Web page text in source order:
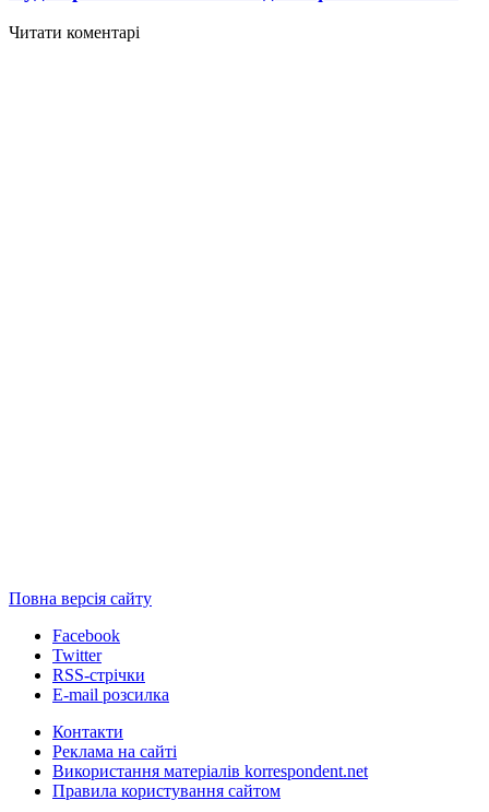
Читати коментарі
Повна версія сайту
Facebook
Twitter
RSS-стрічки
E-mail розсилка
Контакти
Реклама на сайті
Використання матеріалів korrespondent.net
Правила користування сайтом